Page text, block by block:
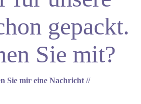
gepackt.
Sie mit?
Sie mir eine Nachricht //